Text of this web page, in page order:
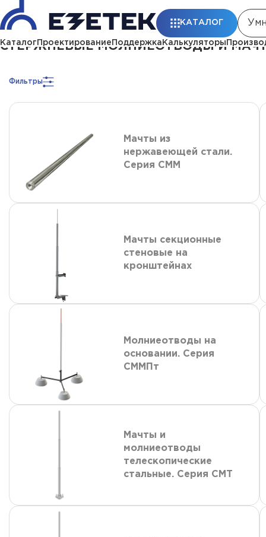
КАТАЛОГ
Каталог Проектирование Поддержка Калькуляторы
Главная Каталог Стержневые молниеотводы и мачты молниеприемные
СТЕРЖНЕВЫЕ МОЛНИЕОТВОДЫ И
Фильтры
Мачты из
нержавеющей стали.
Серия СММ
Мачты секционные
стеновые на
кронштейнах
Молниеотводы на
основании. Серия
СММПт
Мачты и
молниеотводы
телескопические
стальные. Серия СМТ